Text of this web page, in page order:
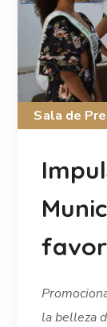
Sala de
la belleza